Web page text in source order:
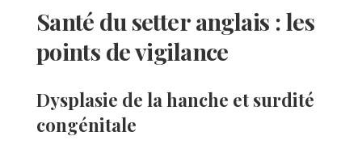
Santé du setter anglais : les
points de vigilance
Dysplasie de la hanche et surdité
congénitale